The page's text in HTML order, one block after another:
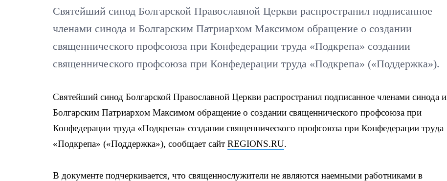
Святейший синод Болгарской Православной Церкви распространил подписанное
членами синода и Болгарским Патриархом Максимом обращение о создании
священнического профсоюза при Конфедерации труда «Подкрепа» создании
священнического профсоюза при Конфедерации труда «Подкрепа» («Поддержка»).
Святейший синод Болгарской Православной Церкви распространил подписанное членами синода и
Болгарским Патриархом Максимом обращение о создании священнического профсоюза при
Конфедерации труда «Подкрепа» создании священнического профсоюза при Конфедерации труда
«Подкрепа» («Поддержка»), сообщает сайт REGIONS.RU.
В документе подчеркивается, что священнослужители не являются наемными работниками в